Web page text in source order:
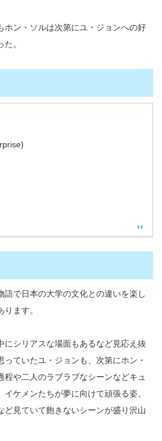
ホン・ソルは次第にユ・ジョンへの好
。
語で日本の大学の文化との違いを楽し
ます。
にシリアスな場面もあるなど見応え抜
ていたユ・ジョンも、次第にホン・
程や二人のラブラブなシーンなどキュ
ケメンたちが夢に向けて頑張る姿、
ど見ていて飽きないシーンが盛り沢山